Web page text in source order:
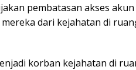
pembatasan akses akun
dari kejahatan di
korban kejahatan di